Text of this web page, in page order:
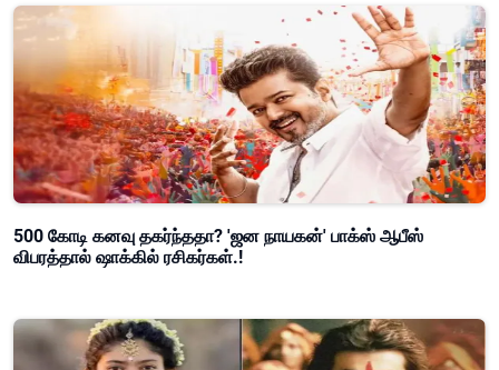
500 கோடி கனவு தகர்ந்ததா? 'ஜன நாயகன்' பாக்ஸ் ஆபீஸ்
விபரத்தால் ஷாக்கில் ரசிகர்கள்.!